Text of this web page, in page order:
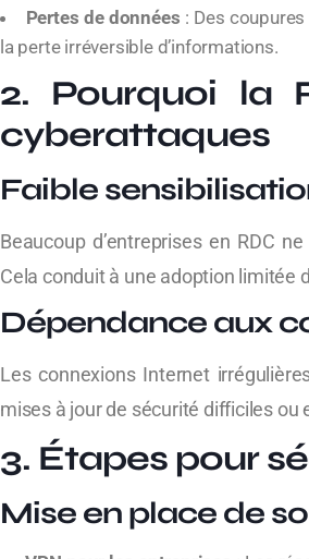
Pertes de données : Des
la perte irréversible d’informations.
2. Pourquoi la
cyberattaques
Faible
Beaucoup d’entreprises en RDC
Cela conduit à une adoption limitée
Dépendance aux
Les connexions Internet
mises à jour de sécurité difficiles
3. Étapes pour
Mise en place de